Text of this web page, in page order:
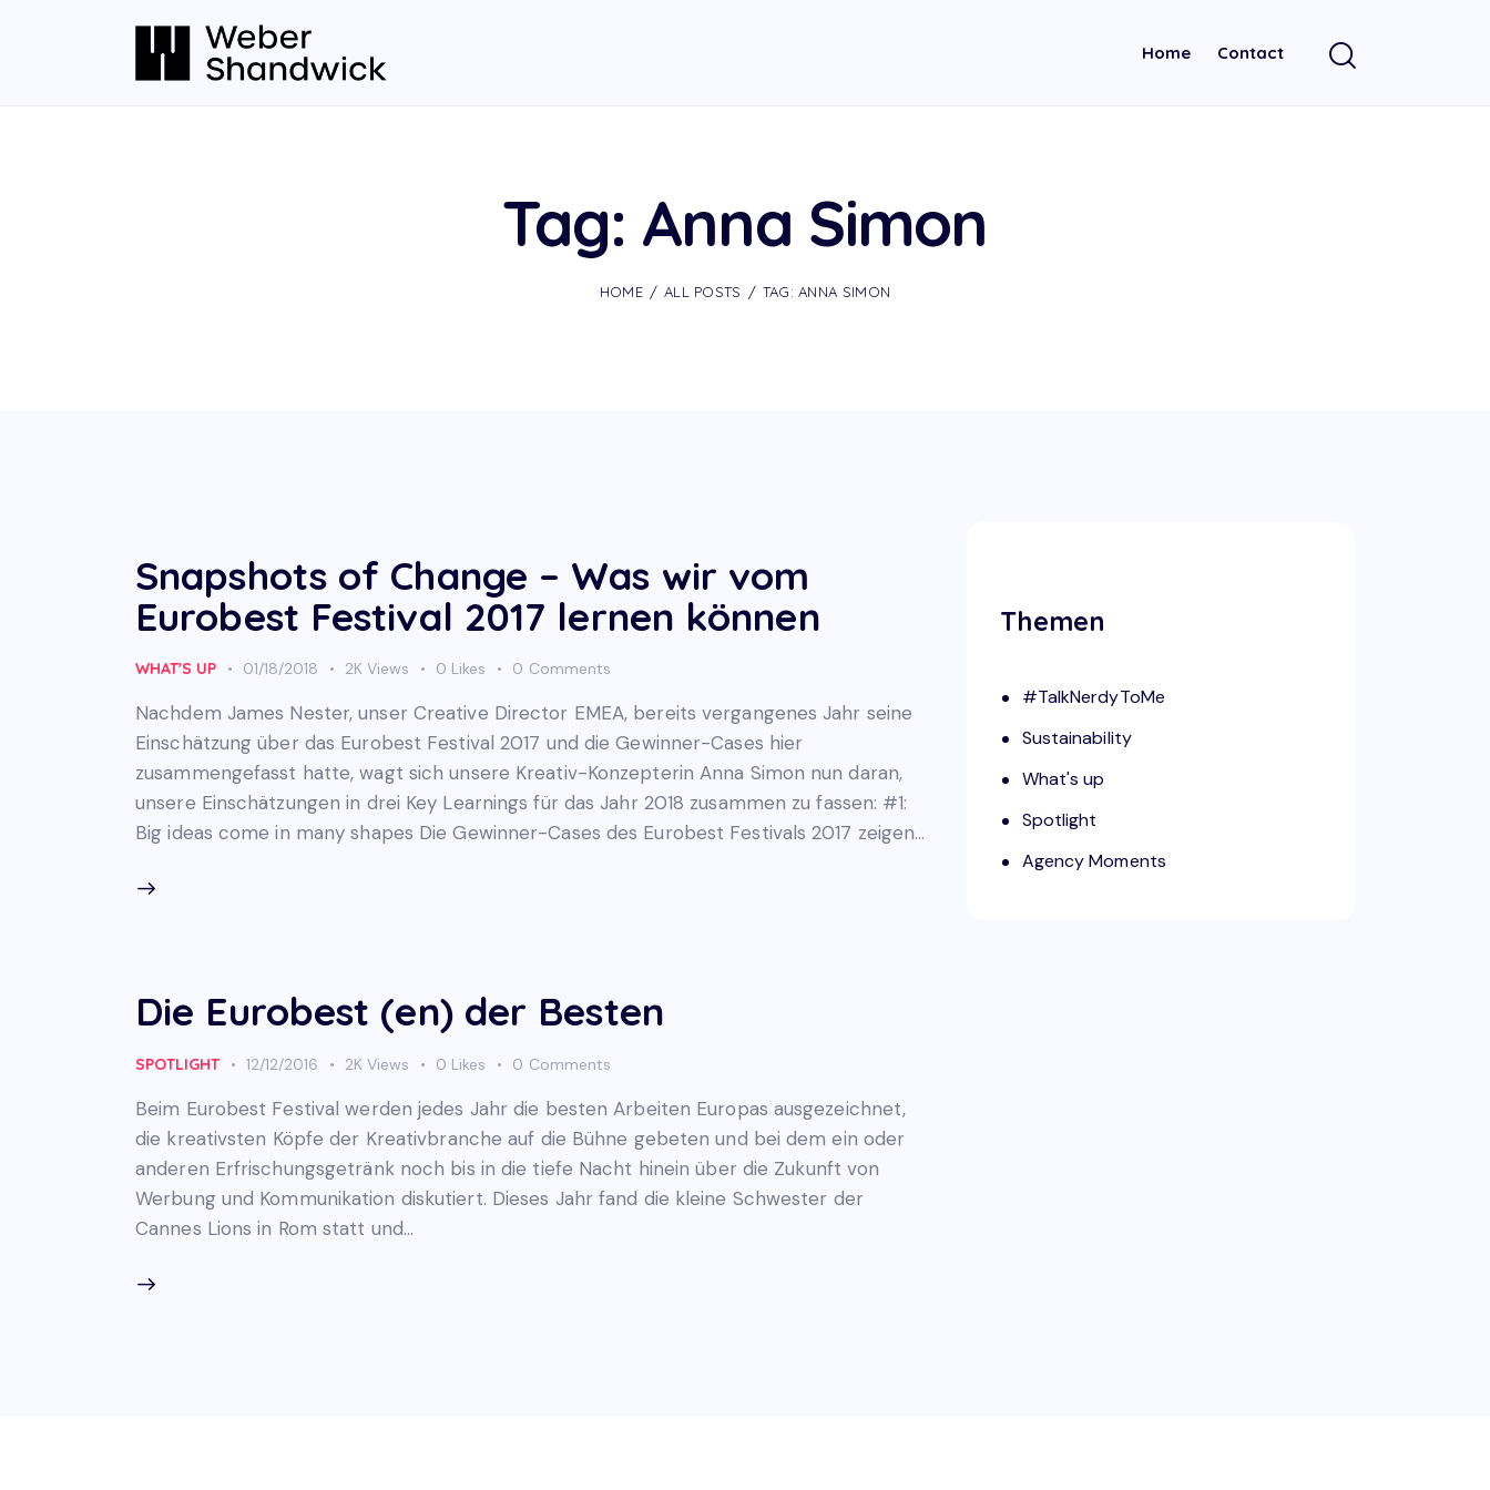
Home Contact
Tag: Anna Simon
HOME ALL POSTS TAG: ANNA SIMON
Snapshots of Change – Was wir vom
Eurobest Festival 2017 lernen können
WHAT'S UP 01/18/2018 2K Views 0 Likes 0 Comments
Nachdem James Nester, unser Creative Director EMEA, bereits vergangenes Jahr seine
Einschätzung über das Eurobest Festival 2017 und die Gewinner-Cases hier
zusammengefasst hatte, wagt sich unsere Kreativ-Konzepterin Anna Simon nun daran,
unsere Einschätzungen in drei Key Learnings für das Jahr 2018 zusammen zu fassen: #1:
Big ideas come in many shapes Die Gewinner-Cases des Eurobest Festivals 2017 zeigen…
Die Eurobest (en) der Besten
SPOTLIGHT 12/12/2016 2K Views 0 Likes 0 Comments
Beim Eurobest Festival werden jedes Jahr die besten Arbeiten Europas ausgezeichnet,
die kreativsten Köpfe der Kreativbranche auf die Bühne gebeten und bei dem ein oder
anderen Erfrischungsgetränk noch bis in die tiefe Nacht hinein über die Zukunft von
Werbung und Kommunikation diskutiert. Dieses Jahr fand die kleine Schwester der
Cannes Lions in Rom statt und…
Themen
#TalkNerdyToMe
Sustainability
What's up
Spotlight
Agency Moments